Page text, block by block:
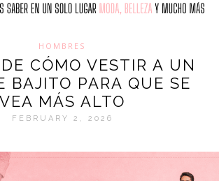
HOMBRES
CÓMO VESTIR A UN
BAJITO PARA QUE SE
VEA MÁS ALTO
FEBRUARY 2, 2026